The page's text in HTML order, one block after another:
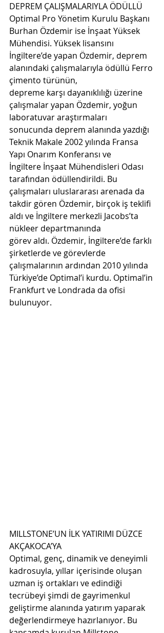
DEPREM ÇALIŞMALARIYLA ÖDÜLLÜ
Optimal Pro Yönetim Kurulu Başkanı
Burhan Özdemir ise İnşaat Yüksek
Mühendisi. Yüksek lisansını
İngiltere’de yapan Özdemir, deprem
alanındaki çalışmalarıyla ödüllü Ferro
çimento türünün,
depreme karşı dayanıklılığı üzerine
çalışmalar yapan Özdemir, yoğun
laboratuvar araştırmaları
sonucunda deprem alanında yazdığı
Teknik Makale 2002 yılında Fransa
Yapı Onarım Konferansı ve
İngiltere İnşaat Mühendisleri Odası
tarafından ödüllendirildi. Bu
çalışmaları uluslararası arenada da
takdir gören Özdemir, birçok iş teklifi
aldı ve İngiltere merkezli Jacobs’ta
nükleer departmanında
görev aldı. Özdemir, İngiltere’de farklı
şirketlerde ve görevlerde
çalışmalarının ardından 2010 yılında
Türkiye’de Optimal’i kurdu. Optimal’in
Frankfurt ve Londrada da ofisi
bulunuyor.
MILLSTONE’UN İLK YATIRIMI DÜZCE
AKÇAKOCA’YA
Optimal, genç, dinamik ve deneyimli
kadrosuyla, yıllar içerisinde oluşan
uzman iş ortakları ve edindiği
tecrübeyi şimdi de gayrimenkul
geliştirme alanında yatırım yaparak
değerlendirmeye hazırlanıyor. Bu